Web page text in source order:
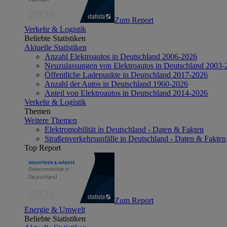
Zum Report
Verkehr & Logistik
Beliebte Statistiken
Aktuelle Statistiken
Anzahl Elektroautos in Deutschland 2006-2026
Neuzulassungen von Elektroautos in Deutschland 2003-
Öffentliche Ladepunkte in Deutschland 2017-2026
Anzahl der Autos in Deutschland 1960-2026
Anteil von Elektroautos in Deutschland 2014-2026
Verkehr & Logistik
Themen
Weitere Themen
Elektromobilität in Deutschland - Daten & Fakten
Straßenverkehrsunfälle in Deutschland - Daten & Fakten
Top Report
Zum Report
Energie & Umwelt
Beliebte Statistiken